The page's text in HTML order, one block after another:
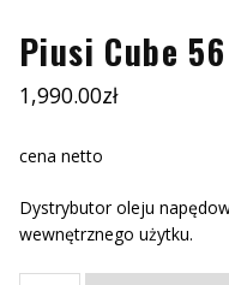
Piusi Cube 56
1,990.00zł
cena netto
Dystrybutor oleju
wewnętrznego użytku.